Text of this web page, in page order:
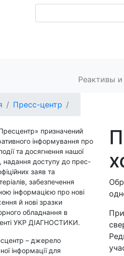
Реактивы
Пресс-центр
призначений
інформування про
та досягнення нашої
надання доступу до прес-
заяв та
забезпечення
інформацією про нові
й нові зразки
обладнання в
УКР ДІАГНОСТИКИ.
– джерело
інформації для